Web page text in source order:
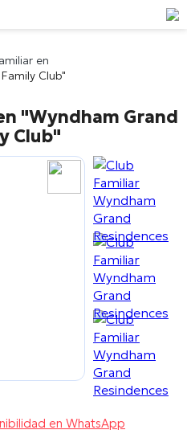
en
Club"
"Wyndham Grand
Club"
en WhatsApp